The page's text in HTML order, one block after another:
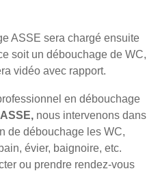
ASSE sera chargé ensuite
soit un débouchage de WC,
vidéo avec rapport.
en débouchage
nous intervenons dans
de débouchage les WC,
évier, baignoire, etc.
ou prendre rendez-vous